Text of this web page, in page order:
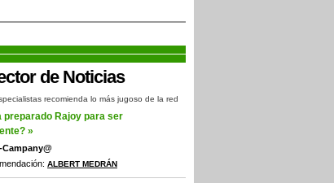
recomienda lo más jugoso de la red
preparado Rajoy para ser
»
Campany@
ALBERT MEDRÁN